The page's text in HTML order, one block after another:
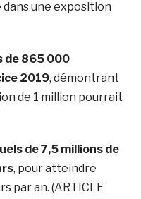
une exposition
de 865 000
2019, démontrant
de 1 million pourrait
de 7,5 millions de
, pour atteindre
par an. (ARTICLE